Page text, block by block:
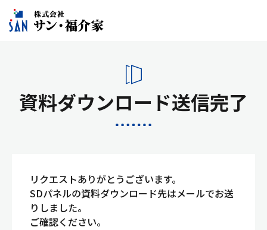
資料ダウンロード送信完了
リクエストありがとうございます。
SDパネルの資料ダウンロード先はメールでお送
りしました。
ご確認ください。